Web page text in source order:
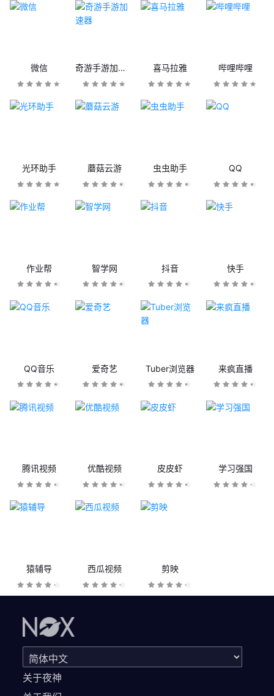
微信 奇游手游加速器 喜马拉雅 哔哩哔哩
光环助手 蘑菇云游 虫虫助手 QQ
作业帮 智学网 抖音 快手
QQ音乐 爱奇艺 Tuber浏览器 来疯直播
腾讯视频 优酷视频 皮皮虾 学习强国
猿辅导 西瓜视频 剪映
关于夜神